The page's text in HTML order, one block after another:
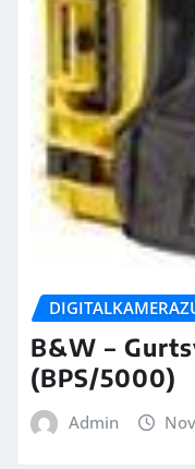
B&W –
(BPS/5000)
Admin